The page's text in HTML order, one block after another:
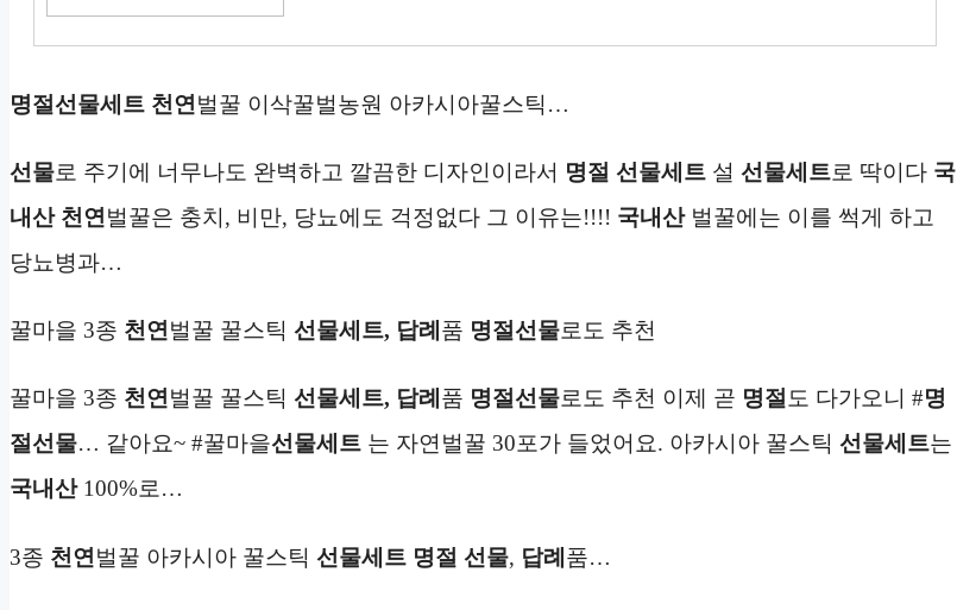
명절선물세트 천연 벌꿀 이삭꿀벌농원 아카시아꿀스틱…
선물로 주기에 너무나도 완벽하고 깔끔한 디자인이라서 명절 선물세트 설 선물세트로 딱이다 국
내산 천연 벌꿀은 충치, 비만, 당뇨에도 걱정없다 그 이유는!!!! 국내산벌꿀에는 이를 썩게 하고
당뇨병과…
꿀마을 3종 천연벌꿀 꿀스틱 선물세트, 답례 품 명절선물로도 추천
꿀마을 3종 천연벌꿀 꿀스틱 선물세트, 답례 품 명절선물로도 추천 이제 곧 명절도 다가오니 #명
절선물… 같아요~ #꿀마을선물세트 는 자연벌꿀 30포가 들었어요. 아카시아 꿀스틱 선물세트는
국내산100%로…
3종 천연 벌꿀 아카시아 꿀스틱 선물세트 명절 선물, 답례 품…